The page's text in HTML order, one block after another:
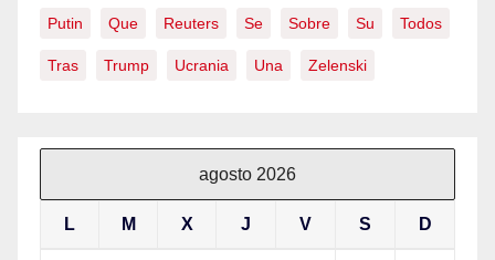
Putin Que Reuters Se Sobre Su Todos
Tras Trump Ucrania Una Zelenski
agosto 2026
L M X J V S D